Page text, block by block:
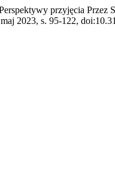
przyjęcia
2023, s. 95-122,